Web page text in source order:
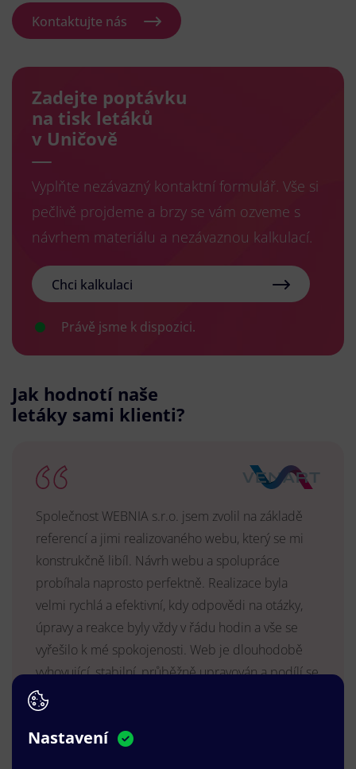
Kontaktujte nás
Zadejte poptávku
na tisk letáků
v Uničově
Vyplňte nezávazný kontaktní formulář. Vše si
pečlivě projdeme a brzy se vám ozveme s
návrhem materiálu a nezávaznou kalkulací.
Chci kalkulaci
Právě jsme k dispozici.
Jak hodnotí naše
letáky sami klienti?
Společnost WEBNIA s.r.o. jsem zvolil na základě
referencí a jimi realizovaného webu, který se mi
konstrukčně libíl. Návrh webu a spolupráce
probíhala naprosto perfektně. Realizace byla
velmi rychlá a efektivní, kdy odpovědi na otázky,
úpravy a reakce byly vždy v řádu hodin a vše se
vyřešilo k mé spokojenosti. Web je dlouhodobě
vyhovující, stabilní, průběžně upravován a podílí se
na pozitivním vnímání naší značky.
MUDr. Radek Vyšohlíd
VENART s.r.o.
Nastavení